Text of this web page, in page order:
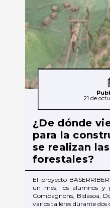
21 de
¿De dónde
para la
se realizan
forestales?
El proyecto
un mes, los alumnos y
Compagnons, Bidasoa,
varios talleres durante dos